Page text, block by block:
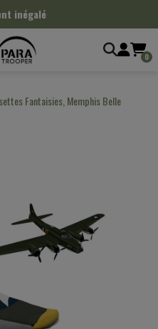
inégalé
0
Fantaisies, Memphis Belle